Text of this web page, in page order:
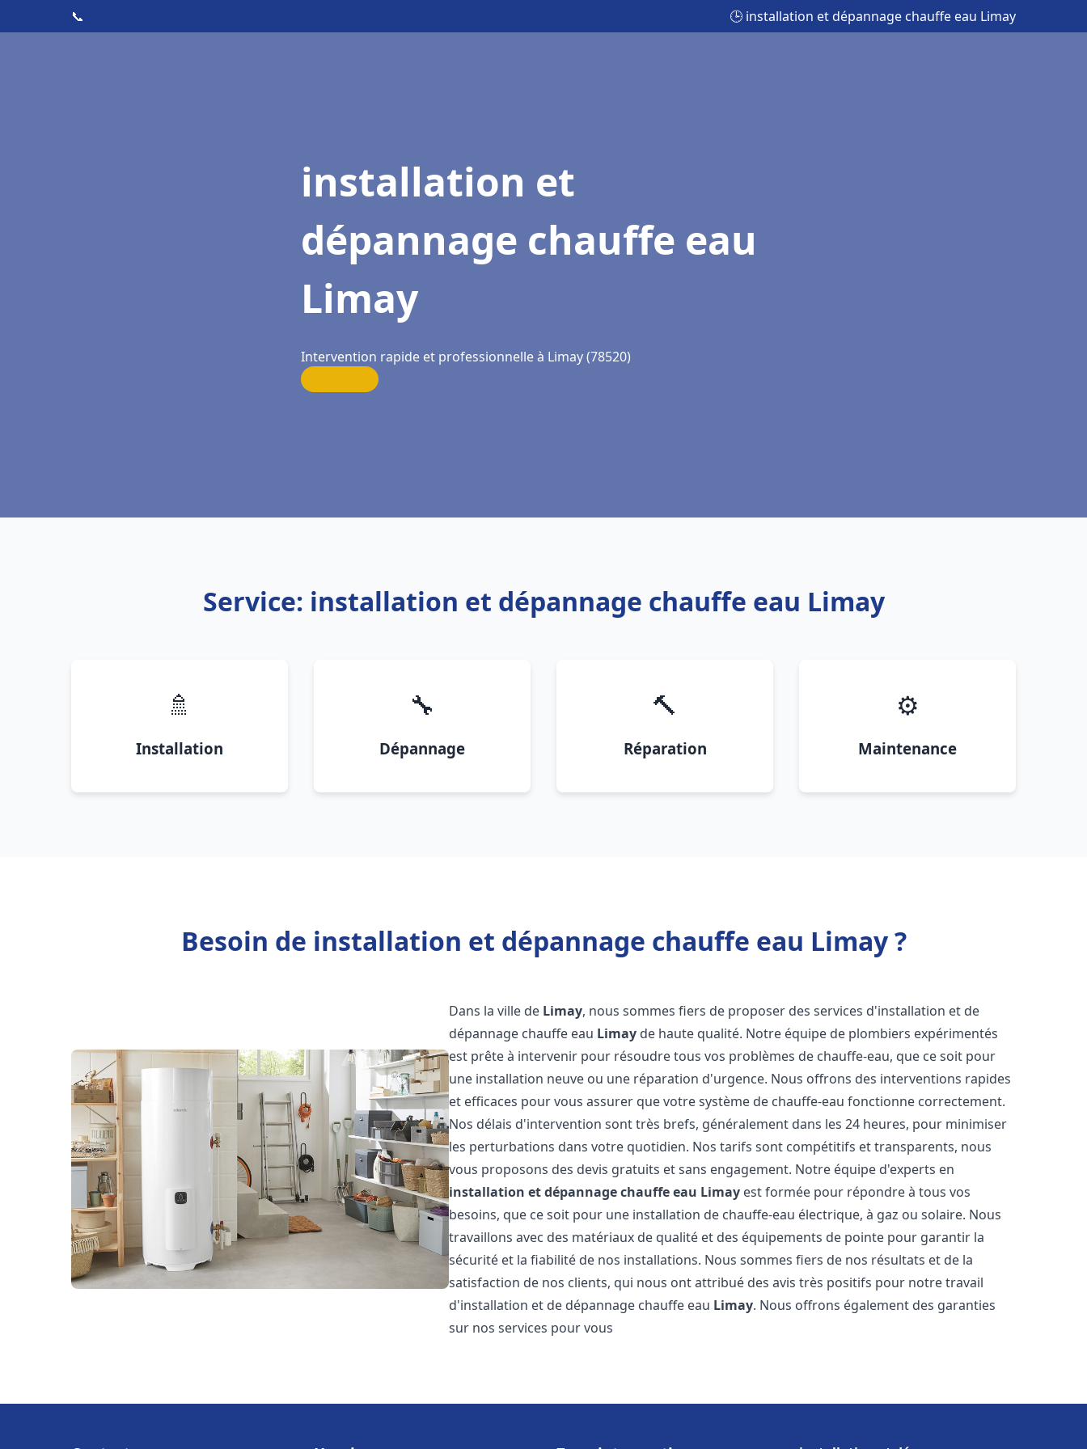
📞 🕒 installation et dépannage chauffe eau Limay
installation et
dépannage chauffe eau
Limay
Intervention rapide et professionnelle à Limay (78520)
Service: installation et dépannage chauffe eau Limay
🚿
Installation
🔧
Dépannage
🔨
Réparation
⚙️
Maintenance
Besoin de installation et dépannage chauffe eau Limay ?
Dans la ville de Limay, nous sommes fiers de proposer des services d'installation et de
dépannage chauffe eau Limay de haute qualité. Notre équipe de plombiers expérimentés
est prête à intervenir pour résoudre tous vos problèmes de chauffe-eau, que ce soit pour
une installation neuve ou une réparation d'urgence. Nous offrons des interventions rapides
et efficaces pour vous assurer que votre système de chauffe-eau fonctionne correctement.
Nos délais d'intervention sont très brefs, généralement dans les 24 heures, pour minimiser
les perturbations dans votre quotidien. Nos tarifs sont compétitifs et transparents, nous
vous proposons des devis gratuits et sans engagement. Notre équipe d'experts en
installation et dépannage chauffe eau Limay est formée pour répondre à tous vos
besoins, que ce soit pour une installation de chauffe-eau électrique, à gaz ou solaire. Nous
travaillons avec des matériaux de qualité et des équipements de pointe pour garantir la
sécurité et la fiabilité de nos installations. Nous sommes fiers de nos résultats et de la
satisfaction de nos clients, qui nous ont attribué des avis très positifs pour notre travail
d'installation et de dépannage chauffe eau Limay. Nous offrons également des garanties
sur nos services pour vous